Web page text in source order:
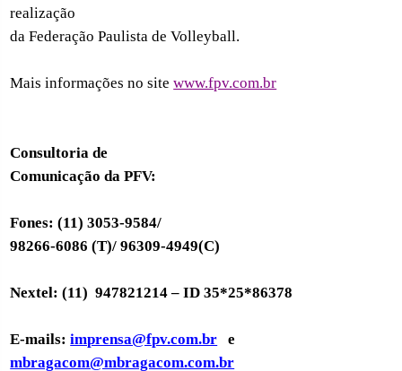
realização
da Federação Paulista de Volleyball.
Mais informações no sitewww.fpv.com.br
Consultoria de
Comunicação da PFV:
Fones: (11) 3053-9584/
98266-6086 (T)/ 96309-4949(C)
Nextel: (11) 947821214 – ID 35*25*86378
E-mails:imprensa@fpv.com.br
e
mbragacom@mbragacom.com.br